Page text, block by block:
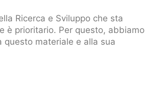
Ricerca e Sviluppo che sta
è prioritario. Per questo, abbiamo
questo materiale e alla sua